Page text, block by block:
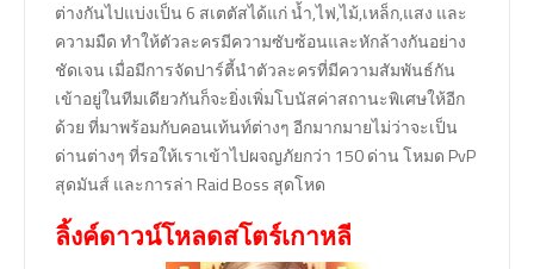
ต่างกันไปแบ่งเป็น 6 สเตตัสได้แก่ น้ำ,ไฟ,ไม้,เหล็ก,แสง และ
ความมืด ทำให้ตัวละครมีความซับซ้อนและหักล้างกันอย่าง
ชัดเจน เมื่อมีการจัดปาร์ตี้นำตัวละครที่มีความสัมพันธ์กัน
เข้าอยู่ในทีมเดียวกันก็จะยิ่งเพิ่มโบนัสค่าสถานะพิเศษให้อีก
ด้วย ที่มาพร้อมกับคอนเท้นท์ต่างๆ อีกมากมายไม่ว่าจะเป็น
ด่านต่างๆ ที่รอให้เราเข้าไปผจญภัยกว่า 150 ด่าน โหมด PvP
สุดมันส์ และการล่า Raid Boss สุดโหด
ลิ้งค์ดาวน์โหลดสโตร์เกาหลี